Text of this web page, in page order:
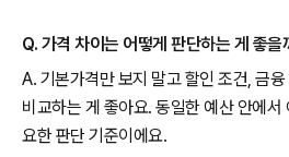
Q. 가격 차이는 어떻게 판단하는 게 좋을
A. 기본가격만 보지 말고 할인 조건, 금
비교하는 게 좋아요. 동일한 예산 안에서
요한 판단 기준이에요.